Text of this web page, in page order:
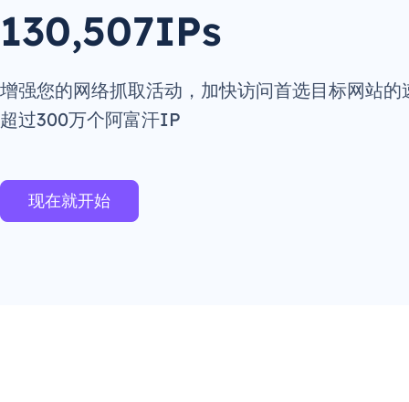
130,507IPs
增强您的网络抓取活动，加快访问首选目标网站的
超过300万个阿富汗IP
现在就开始